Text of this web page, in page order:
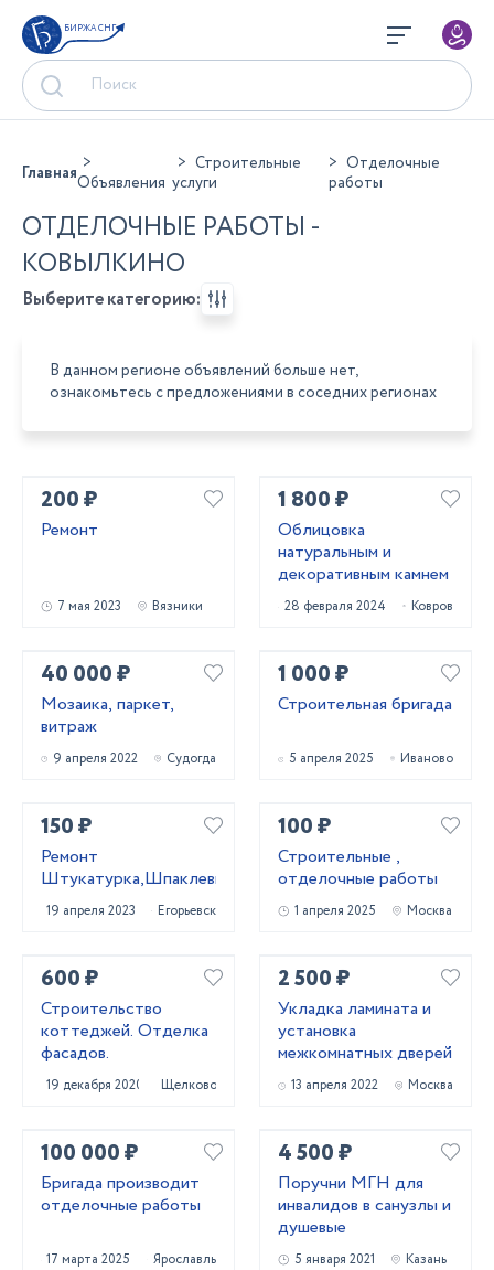
БИРЖА СНГ
ГлавнаяОбъявления
Строительные
услуги
Отделочные
работы
ОТДЕЛОЧНЫЕ РАБОТЫ -
КОВЫЛКИНО
Выберите категорию:
В данном регионе объявлений больше нет,
ознакомьтесь с предложениями в соседних регионах
200 ₽
Ремонт
7 мая 2023 Вязники
1 800 ₽
Облицовка
натуральным и
декоративным камнем
28 февраля 2024 Ковров
40 000 ₽
Мозаика, паркет,
витраж
9 апреля 2022 Судогда
1 000 ₽
Строительная бригада
5 апреля 2025 Иваново
150 ₽
Ремонт
Штукатурка,Шпаклевка,Покраска
19 апреля 2023 Егорьевск
100 ₽
Строительные ,
отделочные работы
1 апреля 2025 Москва
600 ₽
Строительство
коттеджей. Отделка
фасадов.
19 декабря 2020 Щелково
2 500 ₽
Укладка ламината и
установка
межкомнатных дверей
13 апреля 2022 Москва
100 000 ₽
Бригада производит
отделочные работы
17 марта 2025 Ярославль
4 500 ₽
Поручни МГН для
инвалидов в санузлы и
душевые
5 января 2021 Казань